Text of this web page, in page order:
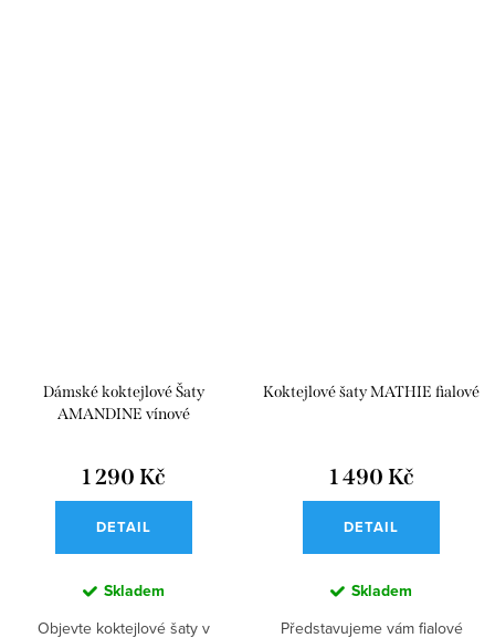
Dámské koktejlové Šaty
AMANDINE vínové
1 290 Kč
DETAIL
Skladem
Objevte koktejlové šaty v
Koktejlové šaty MATHIE fialové
1 490 Kč
DETAIL
Skladem
Představujeme vám fialové